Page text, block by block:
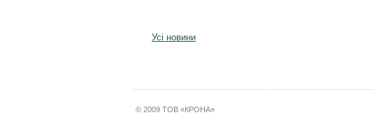
Усі новини
© 2009 ТОВ «КРОНА»